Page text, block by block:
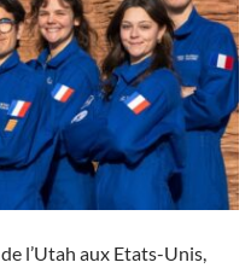
l’Utah aux Etats-Unis,